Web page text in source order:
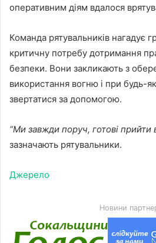
оперативним діям вдалося
Команда рятувальників нагадує
критичну потребу дотримання
безпеки. Вони закликають з
використання вогню і при будь-
звертатися за допомогою.
“Ми завжди поруч, готові прийти
зазначають рятувальники.
Джерело
Новини